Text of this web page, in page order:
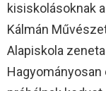
kisiskolásoknak
Kálmán
Alapiskola
Hagyományosan